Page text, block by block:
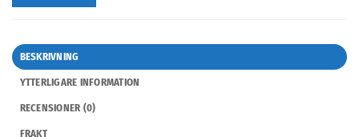
BESKRIVNING
YTTERLIGARE INFORMATION
RECENSIONER (0)
FRAKT